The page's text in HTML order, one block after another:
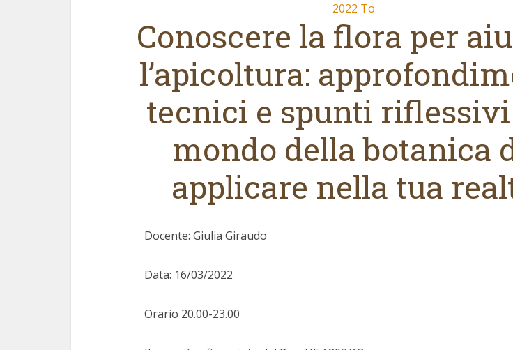
2022 To
Conoscere la flora per
l’apicoltura:
tecnici e spunti
mondo della botanica
applicare nella tua
Docente: Giulia Giraudo
Data: 16/03/2022
Orario 20.00-23.00